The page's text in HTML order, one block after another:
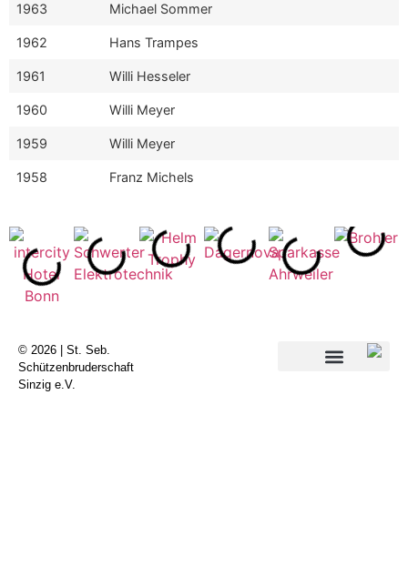
1963 Michael Sommer
1962 Hans Trampes
1961 Willi Hesseler
1960 Willi Meyer
1959 Willi Meyer
1958 Franz Michels
© 2026 | St. Seb.
Schützenbruderschaft
Sinzig e.V.